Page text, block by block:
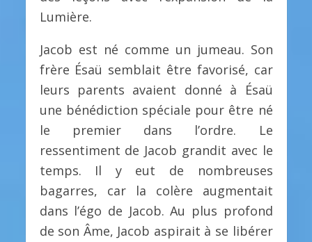
Lumière.
Jacob est né comme un jumeau. Son
frère Ésaü semblait être favorisé, car
leurs parents avaient donné à Ésaü
une bénédiction spéciale pour être né
le premier dans l’ordre. Le
ressentiment de Jacob grandit avec le
temps. Il y eut de nombreuses
bagarres, car la colère augmentait
dans l’égo de Jacob. Au plus profond
de son Âme, Jacob aspirait à se libérer